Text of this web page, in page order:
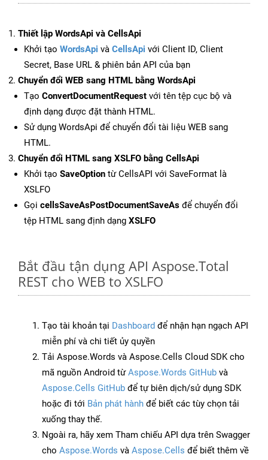
Thiết lập WordsApi và CellsApi
Khởi tạo WordsApi và CellsApi với Client ID, Client
Secret, Base URL & phiên bản API của bạn
Chuyển đổi WEB sang HTML bằng WordsApi
Tạo ConvertDocumentRequest với tên tệp cục bộ và
định dạng được đặt thành HTML.
Sử dụng WordsApi để chuyển đổi tài liệu WEB sang
HTML.
Chuyển đổi HTML sang XSLFO bằng CellsApi
Khởi tạo SaveOption từ CellsAPI với SaveFormat là
XSLFO
Gọi cellsSaveAsPostDocumentSaveAs để chuyển đổi
tệp HTML sang định dạng XSLFO
Bắt đầu tận dụng API Aspose.Total
REST cho WEB to XSLFO
Tạo tài khoản tại Dashboard để nhận hạn ngạch API
miễn phí và chi tiết ủy quyền
Tải Aspose.Words và Aspose.Cells Cloud SDK cho
mã nguồn Android từAspose.Words GitHub và
Aspose.Cells GitHub để tự biên dịch/sử dụng SDK
hoặc đi tới Bản phát hành để biết các tùy chọn tải
xuống thay thế.
Ngoài ra, hãy xem Tham chiếu API dựa trên Swagger
cho Aspose.Words và Aspose.Cells để biết thêm về